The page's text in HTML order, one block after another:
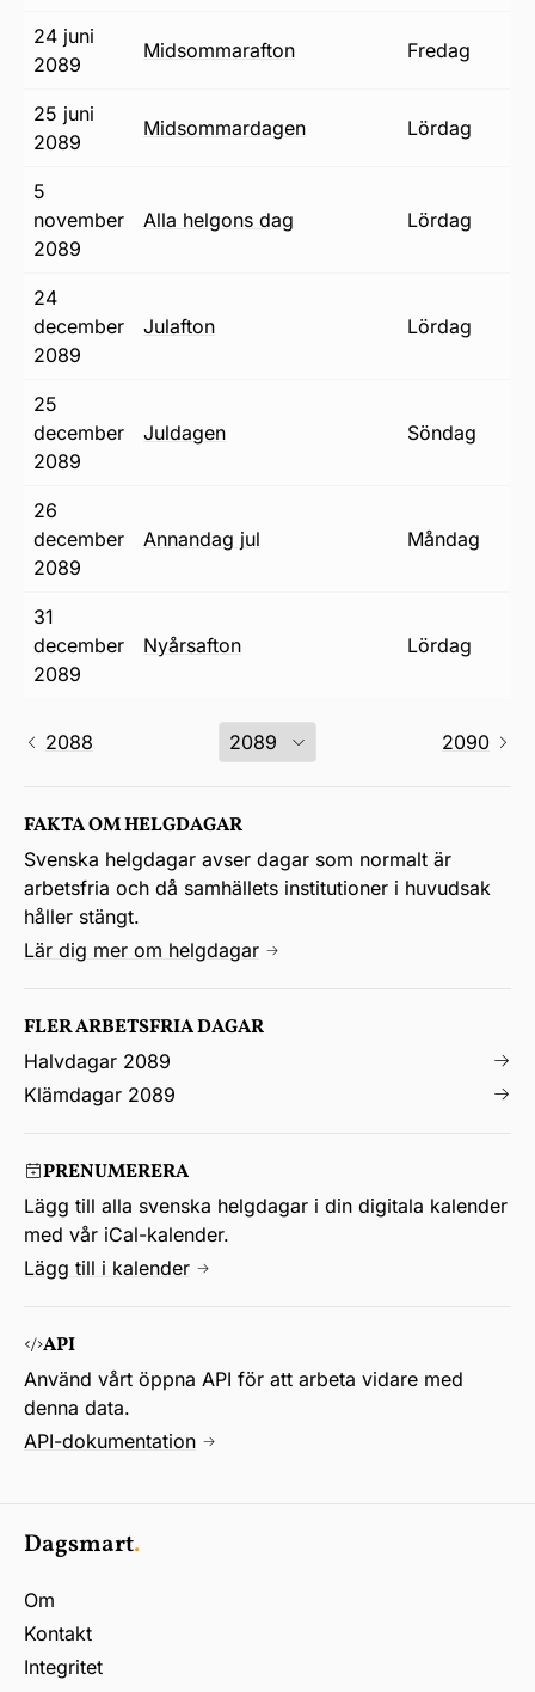
24 juni
2089
midsommarafton fredag
25 juni
2089
midsommardagen lördag
5
november
2089
alla helgons dag lördag
24
december
2089
julafton lördag
25
december
2089
juldagen söndag
26
december
2089
annandag jul måndag
31
december
2089
nyårsafton lördag
2088 2090
FAKTA OM HELGDAGAR
Svenska helgdagar avser dagar som normalt är
arbetsfria och då samhällets institutioner i huvudsak
håller stängt.
Lär dig mer om helgdagar
FLER ARBETSFRIA DAGAR
Halvdagar 2089
Klämdagar 2089
PRENUMERERA
Lägg till alla svenska helgdagar i din digitala kalender
med vår iCal-kalender.
Lägg till i kalender
API
Använd vårt öppna API för att arbeta vidare med
denna data.
API-dokumentation
Dagsmart.
Om
Kontakt
Integritet